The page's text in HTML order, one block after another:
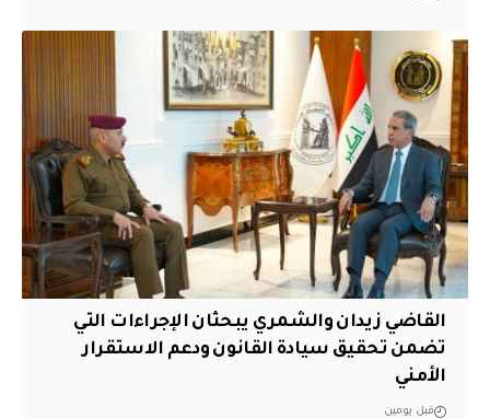
القاضي زيدان والشمري يبحثان الإجراءات التي
تضمن تحقيق سيادة القانون ودعم الاستقرار
الأمني
قبل يومين